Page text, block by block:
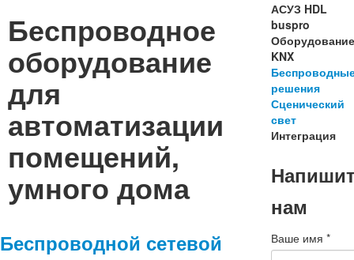
Беспроводное
оборудование
для
автоматизации
помещений,
умного дома
Беспроводной сетевой
АСУЗ HDL
buspro
KNX
решения
Сценический
свет
Интеграция
нам
Ваше имя*